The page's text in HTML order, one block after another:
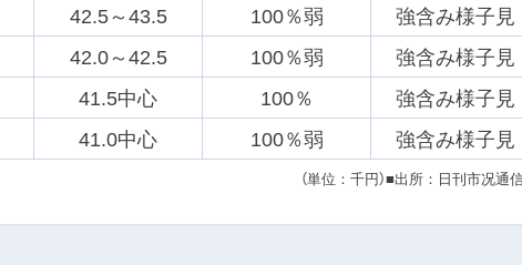
42.5～43.5 100％弱 強含み様子見
42.0～42.5 100％弱 強含み様子見
41.5中心 100％ 強含み様子見
41.0中心 100％弱 強含み様子見
（単位：千円）■出所：日刊市况通